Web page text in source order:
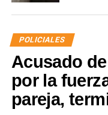
POLICIALES
Acusado
por la
pareja,